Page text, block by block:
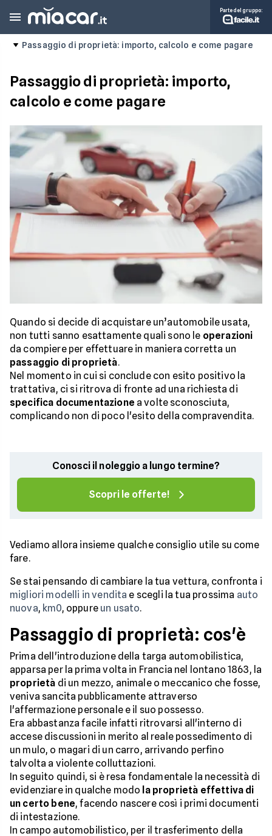
Parte del gruppo:
Passaggio di proprietà: importo, calcolo e come pagare
Passaggio di proprietà: importo,
calcolo e come pagare
Quando si decide di acquistare un’automobile usata,
non tutti sanno esattamente quali sono le operazioni
da compiere per effettuare in maniera corretta un
passaggio di proprietà.
Nel momento in cui si conclude con esito positivo la
trattativa, ci si ritrova di fronte ad una richiesta di
specifica documentazione a volte sconosciuta,
complicando non di poco l'esito della compravendita.
Conosci il noleggio a lungo termine?
Scopri le offerte!
Vediamo allora insieme qualche consiglio utile su come
fare.
Se stai pensando di cambiare la tua vettura, confronta i
migliori modelli in vendita e scegli la tua prossima auto
nuova, km0, oppure un usato.
Passaggio di proprietà: cos'è
Prima dell'introduzione della targa automobilistica,
apparsa per la prima volta in Francia nel lontano 1863, la
proprietà di un mezzo, animale o meccanico che fosse,
veniva sancita pubblicamente attraverso
l'affermazione personale e il suo possesso.
Era abbastanza facile infatti ritrovarsi all'interno di
accese discussioni in merito al reale possedimento di
un mulo, o magari di un carro, arrivando perfino
talvolta a violente colluttazioni.
In seguito quindi, si è resa fondamentale la necessità di
evidenziare in qualche modo la proprietà effettiva di
un certo bene, facendo nascere così i primi documenti
di intestazione.
In campo automobilistico, per il trasferimento della